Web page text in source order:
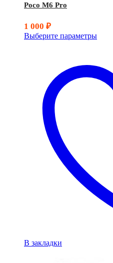
Poco M6 Pro
1 000 ₽
Выберите параметры
В закладки